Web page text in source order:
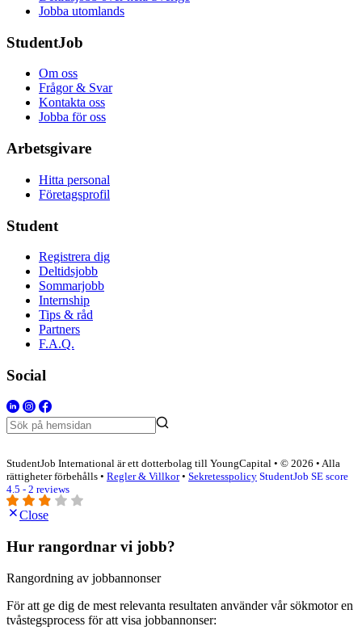
Jobba utomlands
StudentJob
Om oss
Frågor & Svar
Kontakta oss
Jobba för oss
Arbetsgivare
Hitta personal
Företagsprofil
Student
Registrera dig
Deltidsjobb
Sommarjobb
Internship
Tips & råd
Partners
F.A.Q.
Social
StudentJob International är ett dotterbolag till YoungCapital • © 2026 • Alla
rättigheter förbehålls • Regler & Villkor• Sekretesspolicy StudentJob SE score
4.5 - 2 reviews
Close
Hur rangordnar vi jobb?
Rangordning av jobbannonser
För att ge dig de mest relevanta resultaten använder vår sökmotor en
tvåstegsprocess för att visa jobbannonser: